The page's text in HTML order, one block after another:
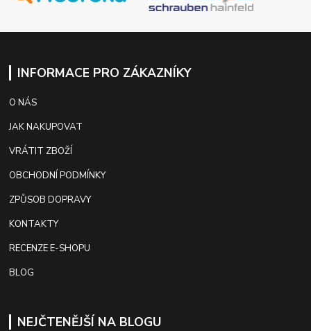
INFORMACE PRO ZÁKAZNÍKY
O NÁS
JAK NAKUPOVAT
VRÁTIT ZBOŽÍ
OBCHODNÍ PODMÍNKY
ZPŮSOB DOPRAVY
KONTAKTY
RECENZE E-SHOPU
BLOG
NEJČTENĚJŠÍ NA BLOGU